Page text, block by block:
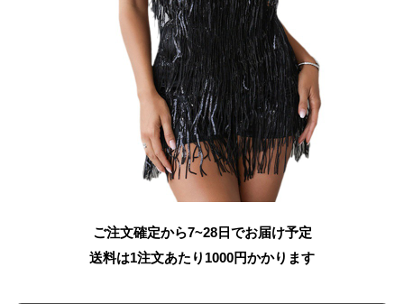
ご注文確定から7~28日でお届け予定
送料は1注文あたり 1000円かかります